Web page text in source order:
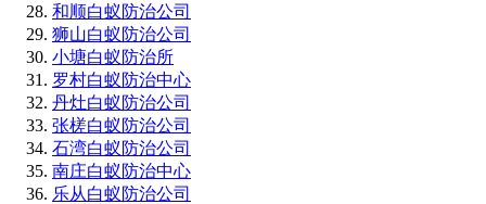
和顺白蚁防治公司
狮山白蚁防治公司
小塘白蚁防治所
罗村白蚁防治中心
丹灶白蚁防治公司
张槎白蚁防治公司
石湾白蚁防治公司
南庄白蚁防治中心
乐从白蚁防治公司